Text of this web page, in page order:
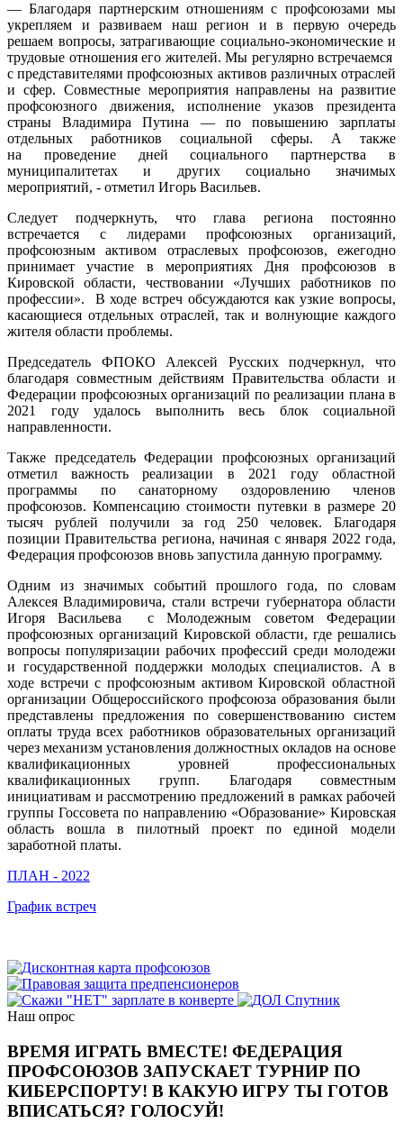
— Благодаря партнерским отношениям с профсоюзами мы
укрепляем и развиваем наш регион и в первую очередь
решаем вопросы, затрагивающие социально-экономические и
трудовые отношения его жителей. Мы регулярно встречаемся
с представителями профсоюзных активов различных отраслей
и сфер. Совместные мероприятия направлены на развитие
профсоюзного движения, исполнение указов президента
страны Владимира Путина — по повышению зарплаты
отдельных работников социальной сферы. А также
на проведение дней социального партнерства в
муниципалитетах и других социально значимых
мероприятий, - отметил Игорь Васильев.
Следует подчеркнуть, что глава региона постоянно
встречается с лидерами профсоюзных организаций,
профсоюзным активом отраслевых профсоюзов, ежегодно
принимает участие в мероприятиях Дня профсоюзов в
Кировской области, чествовании «Лучших работников по
профессии». В ходе встреч обсуждаются как узкие вопросы,
касающиеся отдельных отраслей, так и волнующие каждого
жителя области проблемы.
Председатель ФПОКО Алексей Русских подчеркнул, что
благодаря совместным действиям Правительства области и
Федерации профсоюзных организаций по реализации плана в
2021 году удалось выполнить весь блок социальной
направленности.
Также председатель Федерации профсоюзных организаций
отметил важность реализации в 2021 году областной
программы по санаторному оздоровлению членов
профсоюзов. Компенсацию стоимости путевки в размере 20
тысяч рублей получили за год 250 человек. Благодаря
позиции Правительства региона, начиная с января 2022 года,
Федерация профсоюзов вновь запустила данную программу.
Одним из значимых событий прошлого года, по словам
Алексея Владимировича, стали встречи губернатора области
Игоря Васильева с Молодежным советом Федерации
профсоюзных организаций Кировской области, где решались
вопросы популяризации рабочих профессий среди молодежи
и государственной поддержки молодых специалистов. А в
ходе встречи с профсоюзным активом Кировской областной
организации Общероссийского профсоюза образования были
представлены предложения по совершенствованию систем
оплаты труда всех работников образовательных организаций
через механизм установления должностных окладов на основе
квалификационных уровней профессиональных
квалификационных групп. Благодаря совместным
инициативам и рассмотрению предложений в рамках рабочей
группы Госсовета по направлению «Образование» Кировская
область вошла в пилотный проект по единой модели
заработной платы.
ПЛАН - 2022
График встреч
Наш опрос
ВРЕМЯ ИГРАТЬ ВМЕСТЕ! ФЕДЕРАЦИЯ
ПРОФСОЮЗОВ ЗАПУСКАЕТ ТУРНИР ПО
КИБЕРСПОРТУ! В КАКУЮ ИГРУ ТЫ ГОТОВ
ВПИСАТЬСЯ? ГОЛОСУЙ!